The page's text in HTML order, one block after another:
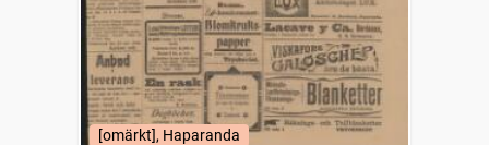
[omärkt], Haparanda